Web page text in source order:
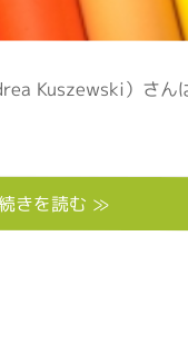
Kuszewski）さん
きを読む ≫